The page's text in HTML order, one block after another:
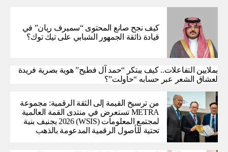
كيف نجح صانع المحتوى “سميرف ريان” في
قيادة ذائقة الجمهور الشبابي على تيك توك؟
بملايين التفاعلات.. كيف يبتكر “حمد آل فطيح” هوية بصرية فريدة
لعشاق الشعر عبر حسابه “حاولت”؟
من ترسيخ القيمة إلى الثقة الرقمية: مجموعة
METRA تستعرض في منتدى القمة العالمية
لمجتمع المعلومات (WSIS) 2026 بجنيف بنية
تحتية للأصول الرقمية المدعومة بالذهب